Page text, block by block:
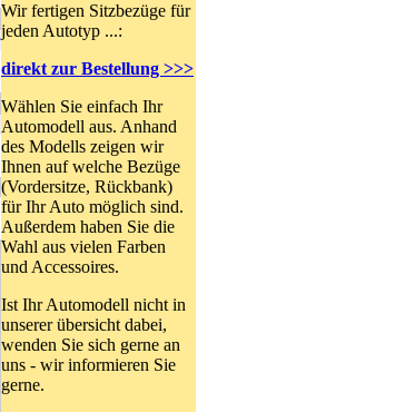
Wir fertigen Sitzbezüge für
jeden Autotyp ...:
direkt zur Bestellung >>>
Wählen Sie einfach Ihr
Automodell aus. Anhand
des Modells zeigen wir
Ihnen auf welche Bezüge
(Vordersitze, Rückbank)
für Ihr Auto möglich sind.
Außerdem haben Sie die
Wahl aus vielen Farben
und Accessoires.
Ist Ihr Automodell nicht in
unserer übersicht dabei,
wenden Sie sich gerne an
uns - wir informieren Sie
gerne.